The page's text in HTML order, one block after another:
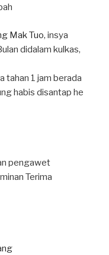
Mak Tuo, insya
didalam kulkas,
tahan 1 jam berada
habis disantap he
pengawet
Terima